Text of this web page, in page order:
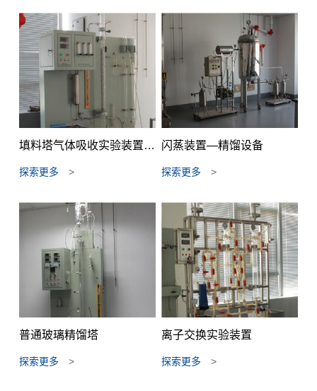
填料塔气体吸收实验装置—精馏设备
探索更多 >
闪蒸装置—精馏设备
探索更多 >
普通玻璃精馏塔
探索更多 >
离子交换实验装置
探索更多 >